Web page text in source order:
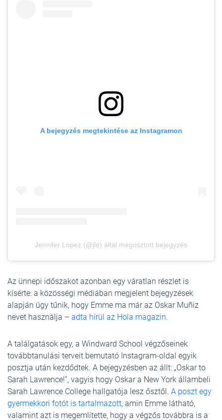
A bejegyzés megtekintése az Instagramon
Jennifer Lopez (@jlo) által megosztott bejegyzés
Az ünnepi időszakot azonban egy váratlan részlet is
kísérte: a közösségi médiában megjelent bejegyzések
alapján úgy tűnik, hogy Emme ma már az Oskar Muñiz
nevet használja – adta hírül az Hola magazin.
A találgatások egy, a Windward School végzőseinek
továbbtanulási terveit bemutató Instagram-oldal egyik
posztja után kezdődtek. A bejegyzésben az állt: „Oskar to
Sarah Lawrence!”, vagyis hogy Oskar a New York állambeli
Sarah Lawrence College hallgatója lesz ősztől. A poszt egy
gyermekkori fotót is tartalmazott, amin Emme látható,
valamint azt is megemlítette, hogy a végzős továbbra is a